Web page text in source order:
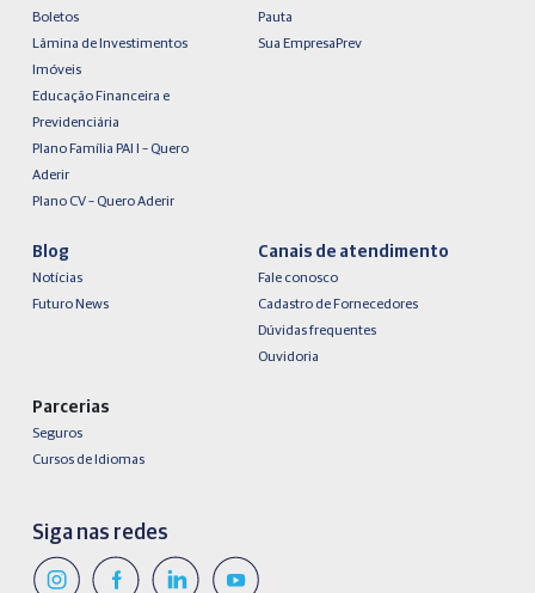
Boletos
Lâmina de Investimentos
Imóveis
Educação Financeira e
Previdenciária
Plano Família PAI I – Quero
Aderir
Plano CV – Quero Aderir
Pauta
Sua EmpresaPrev
Blog
Notícias
Futuro News
Canais de atendimento
Fale conosco
Cadastro de Fornecedores
Dúvidas frequentes
Ouvidoria
Parcerias
Seguros
Cursos de Idiomas
Siga nas redes